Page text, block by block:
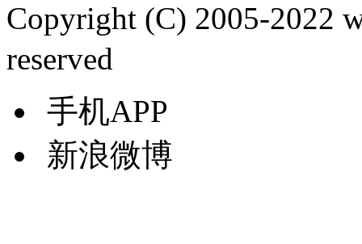
Copyright (C) 2005-2022
reserved
手机APP
新浪微博